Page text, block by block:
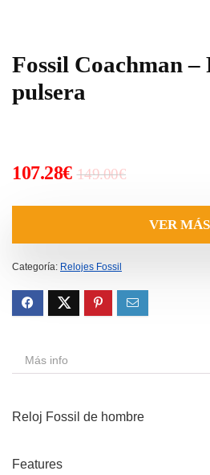
Fossil Coachman –
pulsera
149.00€El
original
era:
107.28€
El
actual
es:
VER MÁS
Categoría: Relojes Fossil
Más info
Reloj Fossil de hombre
Features